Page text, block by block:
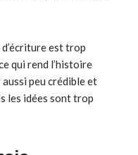
est trop
qui rend l’histoire
peu crédible et
les idées sont trop